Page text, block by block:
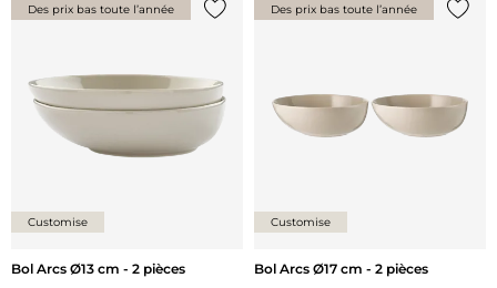
Des prix bas toute l’année
Customise
Bol Arcs Ø13 cm - 2 pièces
Des prix bas toute l’année
Customise
Bol Arcs Ø17 cm - 2 pièces